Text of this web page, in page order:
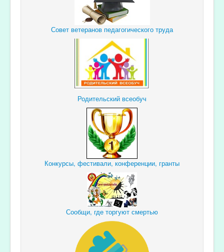
Совет ветеранов педагогического труда
Родительский всеобуч
Конкурсы, фестивали, конференции, гранты
Сообщи, где торгуют смертью